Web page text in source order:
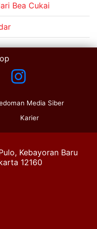
Bea Cukai
Media Siber
Karier
Kebayoran Baru
12160